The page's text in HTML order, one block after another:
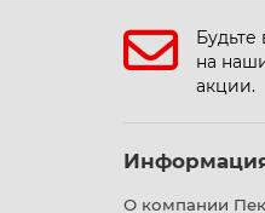
на
акции.
О компании